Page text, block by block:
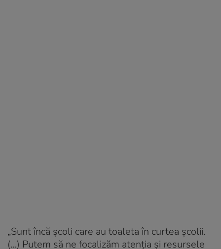
„Sunt încă școli care au toaleta în curtea școlii.
(…) Putem să ne focalizăm atenția și resursele